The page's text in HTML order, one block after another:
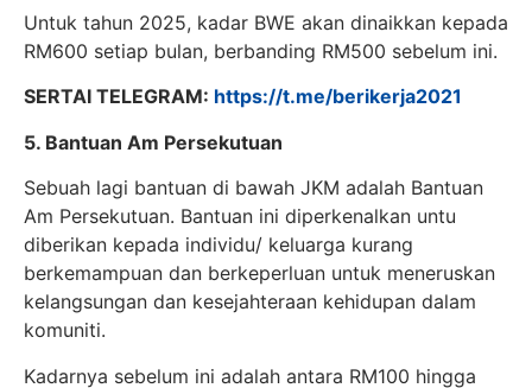
Untuk tahun 2025, kadar BWE akan dinaikkan kepada
RM600 setiap bulan, berbanding RM500 sebelum ini.
SERTAI TELEGRAM: https://t.me/berikerja2021
5. Bantuan Am Persekutuan
Sebuah lagi bantuan di bawah JKM adalah Bantuan
Am Persekutuan. Bantuan ini diperkenalkan untu
diberikan kepada individu/ keluarga kurang
berkemampuan dan berkeperluan untuk meneruskan
kelangsungan dan kesejahteraan kehidupan dalam
komuniti.
Kadarnya sebelum ini adalah antara RM100 hingga